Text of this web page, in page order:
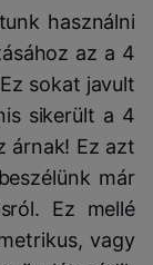
használni
az a 4
sokat javult
sikerült a 4
árnak! Ez azt
már
Ez mellé
vagy